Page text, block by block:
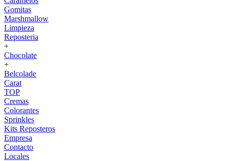
Gomitas
Marshmallow
Limpieza
Reposteria
+
Chocolate
+
Belcolade
Carat
TOP
Cremas
Colorantes
Sprinkles
Kits Reposteros
Empresa
Contacto
Locales